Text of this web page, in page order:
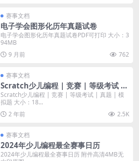
赛事文档
电子学会图形化历年真题试卷
电子学会图形化历年真题试卷PDF可打印 大小：3
94MB
9 月前
762
赛事文档
Scratch少儿编程 | 竞赛 | 等级考试 |
真题 | 模拟题
Scratch少儿编程 | 竞赛 | 等级考试 | 真题 | 模
拟题 大小：18...
2 年前
2.5K
赛事文档
2024年少儿编程最全赛事日历
2024年少儿编程最全赛事日历 附件高清4MB无